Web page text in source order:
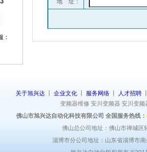
：
地 址：
关于旭兴达 企业文化 服务网络 人才招聘
变频器维修 安川变频器 安川变频
佛山市旭兴达自动化科技有限公司 全国服务热线：
佛山总公司地址：佛山市禅城区
淄博市分公司地址：山东省淄博市